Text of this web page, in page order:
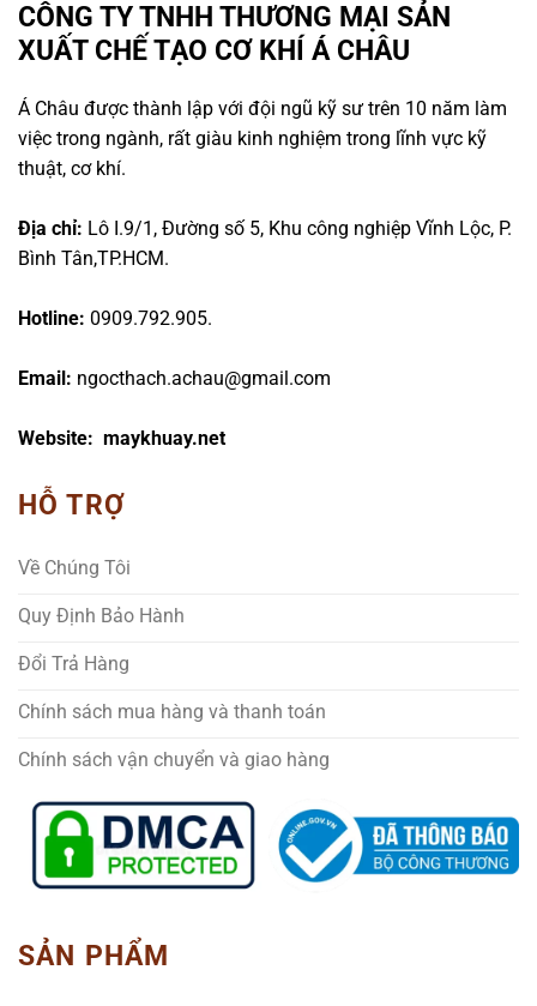
CÔNG TY TNHH THƯƠNG MẠI SẢN
XUẤT CHẾ TẠO CƠ KHÍ Á CHÂU
Á Châu được thành lập với đội ngũ kỹ sư trên 10 năm làm
việc trong ngành, rất giàu kinh nghiệm trong lĩnh vực kỹ
thuật, cơ khí.
Địa chỉ: Lô I.9/1, Đường số 5, Khu công nghiệp Vĩnh Lộc, P.
Bình Tân,TP.HCM.
Hotline: 0909.792.905.
Email: ngocthach.achau@gmail.com
Website: maykhuay.net
HỖ TRỢ
Về Chúng Tôi
Quy Định Bảo Hành
Đổi Trả Hàng
Chính sách mua hàng và thanh toán
Chính sách vận chuyển và giao hàng
SẢN PHẨM